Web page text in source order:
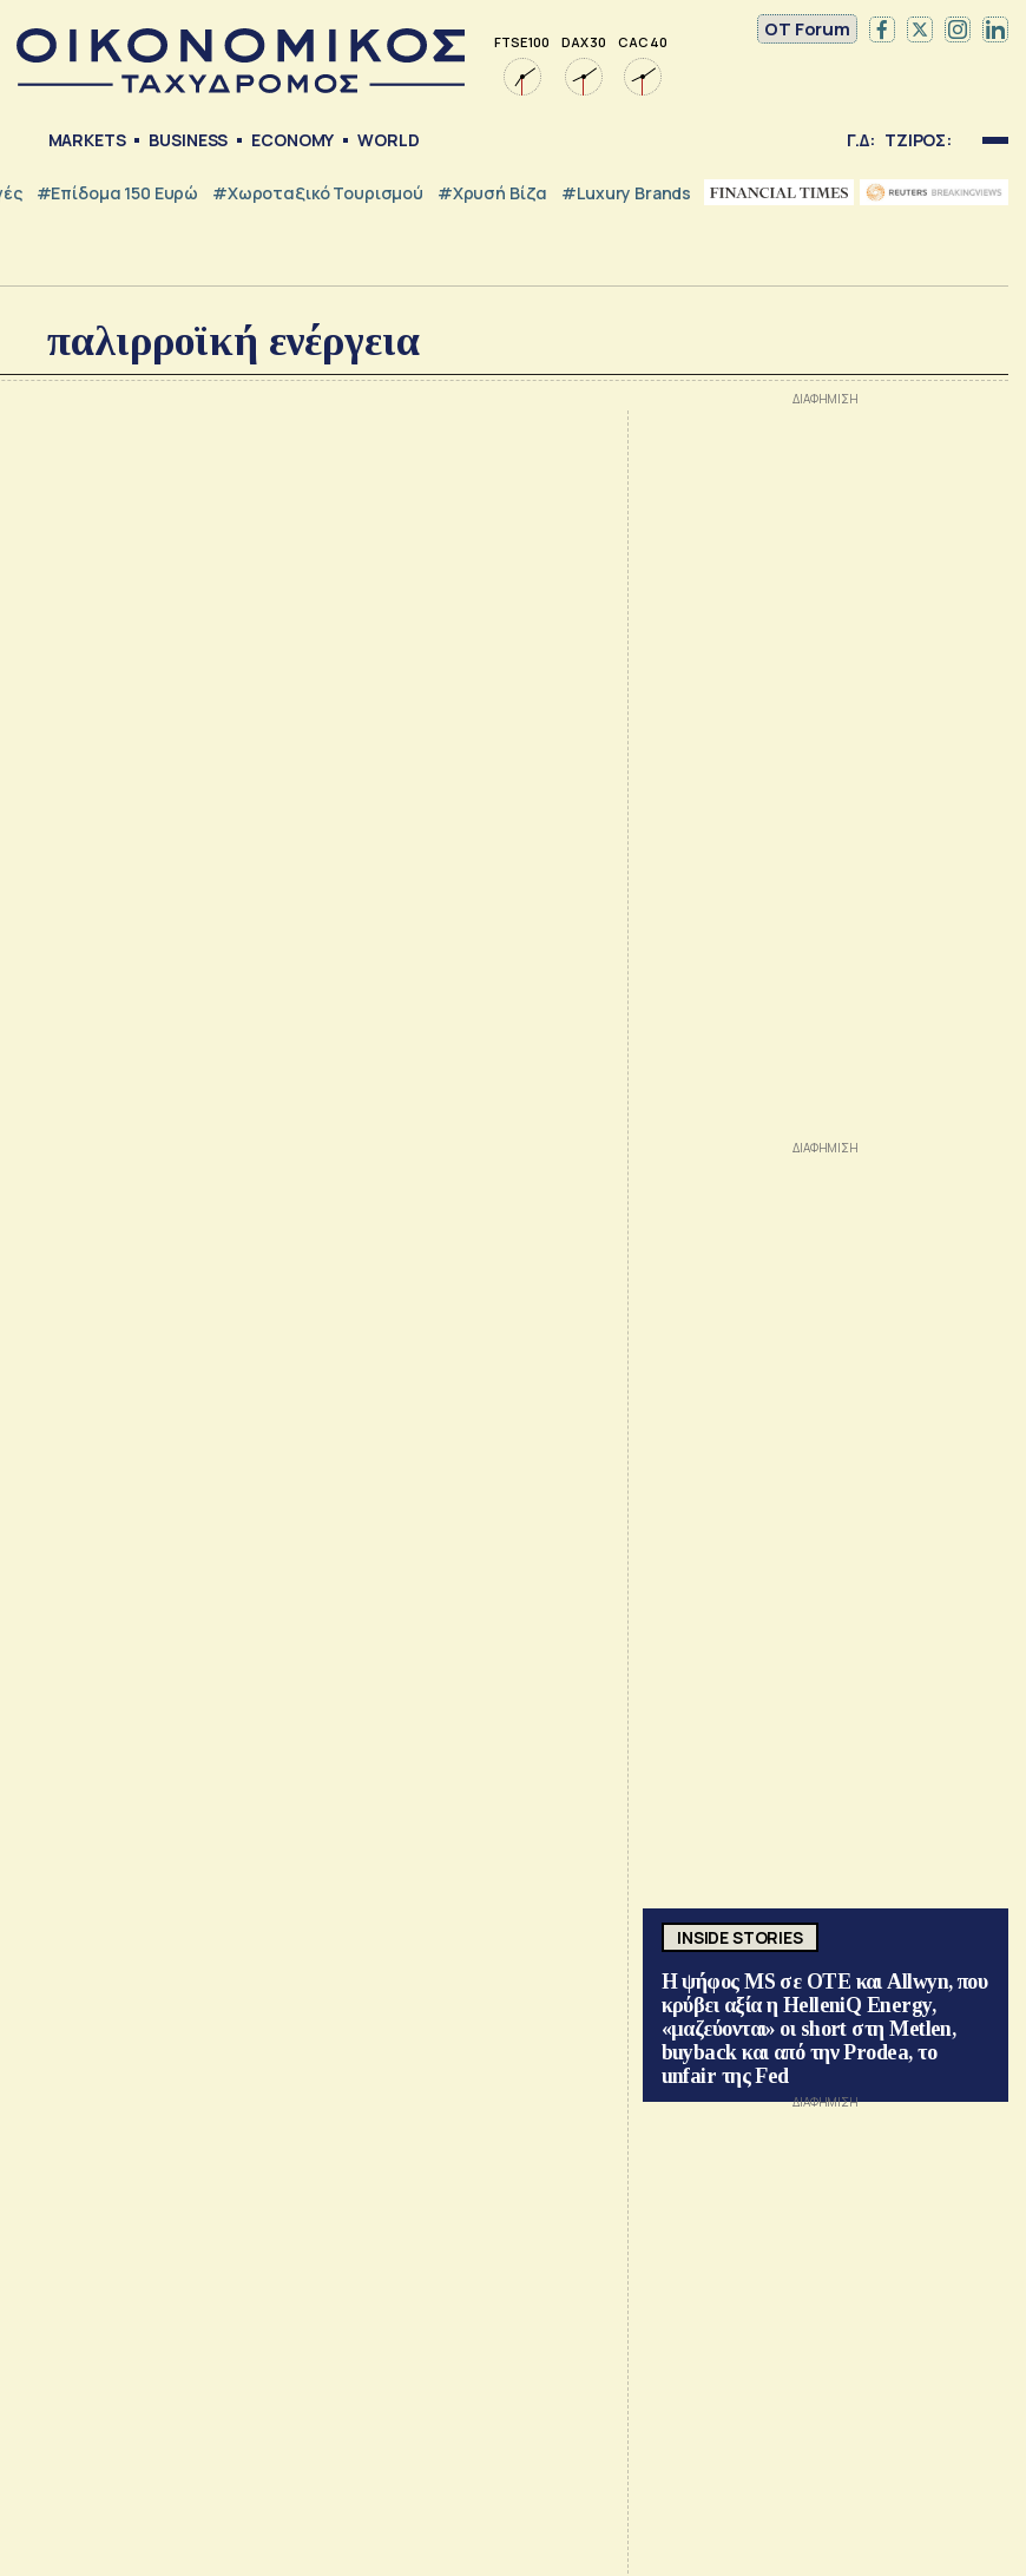
FTSE 100 DAX 30 CAC 40
OT Forum
MARKETS BUSINESS ECONOMY WORLD Γ.Δ: ΤΖΙΡΟΣ:
#Επίδομα 150 Ευρώ #Χωροταξικό Τουρισμού #Χρυσή Βίζα #luxury Brands
παλιρροϊκή ενέργεια
INSIDE STORIES
Η ψήφος MS σε ΟΤΕ και Allwyn, που
κρύβει αξία η HelleniQ Energy,
«μαζεύονται» οι short στη Metlen,
buyback και από την Prodea, το
unfair της Fed